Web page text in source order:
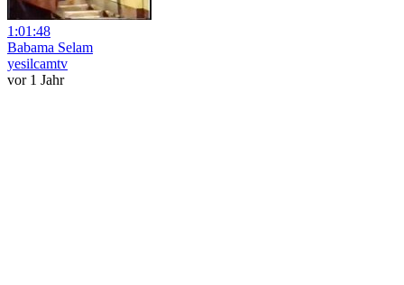
1:01:48
Babama Selam
yesilcamtv
vor 1 Jahr